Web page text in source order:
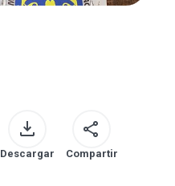
Descargar Compartir